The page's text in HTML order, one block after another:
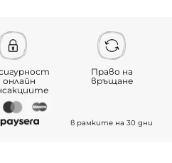
онлайн
Право на
връщане
в рамките на 30 дни